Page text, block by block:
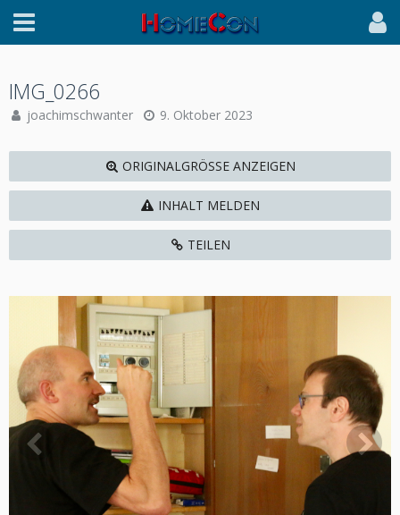
IMG_0266
joachimschwanter 9. Oktober 2023
ORIGINALGRÖSSE ANZEIGEN
INHALT MELDEN
TEILEN